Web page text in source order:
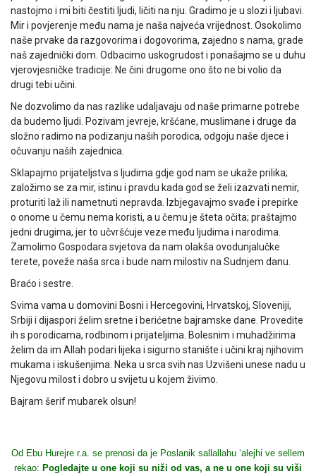
nastojmo i mi biti čestiti ljudi, ličiti na nju. Gradimo je u slozi i ljubavi.
Mir i povjerenje među nama je naša najveća vrijednost. Osokolimo
naše prvake da razgovorima i dogovorima, zajedno s nama, grade
naš zajednički dom. Odbacimo uskogrudost i ponašajmo se u duhu
vjerovjesničke tradicije: Ne čini drugome ono što ne bi volio da
drugi tebi učini.
Ne dozvolimo da nas razlike udaljavaju od naše primarne potrebe
da budemo ljudi. Pozivam jevreje, kršćane, muslimane i druge da
složno radimo na podizanju naših porodica, odgoju naše djece i
očuvanju naših zajednica.
Sklapajmo prijateljstva s ljudima gdje god nam se ukaže prilika;
založimo se za mir, istinu i pravdu kada god se želi izazvati nemir,
proturiti laž ili nametnuti nepravda. Izbjegavajmo svađe i prepirke
o onome u čemu nema koristi, a u čemu je šteta očita; praštajmo
jedni drugima, jer to učvršćuje veze među ljudima i narodima.
Zamolimo Gospodara svjetova da nam olakša ovodunjalučke
terete, poveže naša srca i bude nam milostiv na Sudnjem danu.
Braćo i sestre.
Svima vama u domovini Bosni i Hercegovini, Hrvatskoj, Sloveniji,
Srbiji i dijaspori želim sretne i berićetne bajramske dane. Provedite
ih s porodicama, rodbinom i prijateljima. Bolesnim i muhadžirima
želim da im Allah podari lijeka i sigurno stanište i učini kraj njihovim
mukama i iskušenjima. Neka u srca svih nas Uzvišeni unese nadu u
Njegovu milost i dobro u svijetu u kojem živimo.
Bajram šerif mubarek olsun!
Od Ebu Hurejre r.a. se prenosi da je Poslanik sallallahu ‘alejhi ve sellem
rekao: Pogledajte u one koji su niži od vas, a ne u one koji su viši